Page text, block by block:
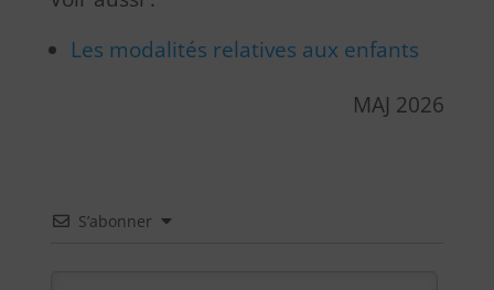
Les modalités relatives aux enfants
MAJ 2026
S’abonner